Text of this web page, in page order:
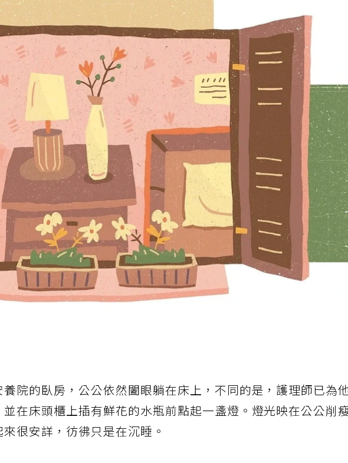
院的臥房，公公依然闔眼躺在床上，不同的是，護理師已為
在床頭櫃上插有鮮花的水瓶前點起一盞燈。燈光映在公公削
很安詳，彷彿只是在沉睡。